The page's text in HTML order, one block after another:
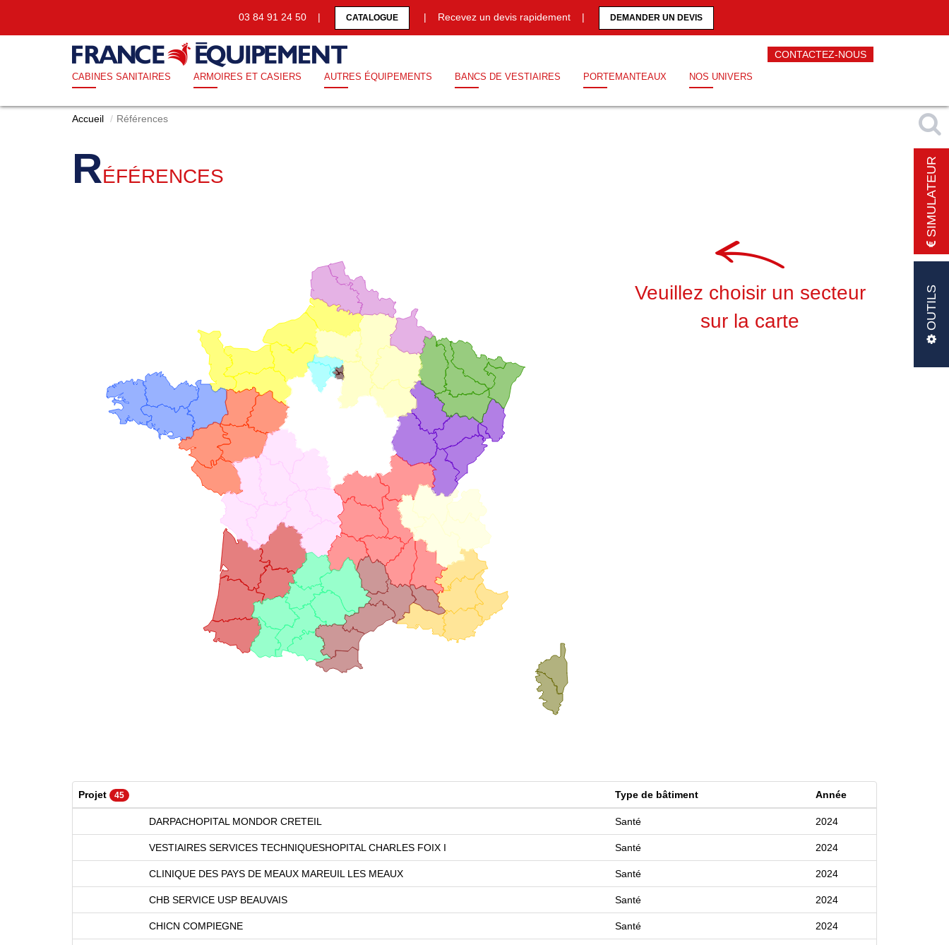
03 84 91 24 50 | CATALOGUE | Recevez un devis rapidement | DEMANDER UN DEVIS
CONTACTEZ-NOUS
CABINES SANITAIRES ARMOIRES ET CASIERS AUTRES ÉQUIPEMENTS BANCS DE VESTIAIRES PORTEMANTEAUX NOS UNIVERS
Accueil Références
RÉFÉRENCES
Veuillez choisir un secteur
sur la carte
Projet 45 Type de bâtiment Année
DARPACHOPITAL MONDOR CRETEIL Santé 2024
VESTIAIRES SERVICES TECHNIQUESHOPITAL CHARLES FOIX I Santé 2024
CLINIQUE DES PAYS DE MEAUX MAREUIL LES MEAUX Santé 2024
CHB SERVICE USP BEAUVAIS Santé 2024
CHICN COMPIEGNE Santé 2024
SIMULATEUR
OUTILS